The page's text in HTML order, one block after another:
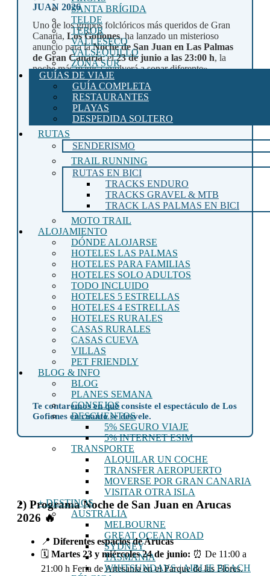
SANTA BRÍGIDA
TELDE
TEROR
VALLESECO
VALSEQUILLO
ZONA SUR
GUÍAS DE VIAJE
GUÍA COMPLETA
RESTAURANTES
PLAYAS
DESPEDIDA SOLTERO
RUTAS
SENDERISMO
TRAIL RUNNING
RUTAS EN BICI
TRACKS ENDURO
TRACKS GRAVEL & MTB
TRACK LAS PALMAS EN BICI
MOTO TRAIL
ALOJAMIENTO
DÓNDE ALOJARSE
HOTELES LAS PALMAS
HOTELES PARA FAMILIAS
HOTELES SOLO ADULTOS
TODO INCLUIDO
HOTELES 5 ESTRELLAS
HOTELES 4 ESTRELLAS
HOTELES RURALES
CASAS RURALES
CASAS CUEVA
VILLAS
PET FRIENDLY
BLOG & INFO
BLOG
PLANES SEMANA
CONSEJOS
DESCUENTOS
5% SEGURO VIAJE
5% INTERNET ESIM
TRANSPORTE
ALQUILAR UN COCHE
TRANSFER AEROPUERTO
MOVERSE POR GRAN CANARIA
VISITAR OTRA ISLA
+ DESTINOS
AUSTRALIA
MELBOURNE
GREAT OCEAN ROAD
SYDNEY
TASMANIA
WHITSUNDAYS / AIRLIE BEACH
JUAN 2026
Uno de los grupos folclóricos más queridos de Gran
Canaria, Los Gofiones, ha lanzado un misterioso
anuncio para laNoche de San Juan en Las Palmas
de Gran Canaria: el23 de junio a las 23:00 h, la
noche más mágica «volverá a sonar diferente».
Prometenun regalo muy especial
celebre su gran noche, así que muchos ya se
preguntanqué van a hacer Los Gofiones este San
Juan 2026. 👀
Te contaremos en qué consiste el espectáculo de Los
Gofiones en cuanto se desvele.
2) Programa Noche de San Juan en Arucas
2026 🔥
📍 Diferentes espacios de Arucas
🗓️ Martes 23 y miércoles 24 de junio: ⏰ De 11:00 a
21:00 h Feria de Artesanía en el Parque de las Flores.